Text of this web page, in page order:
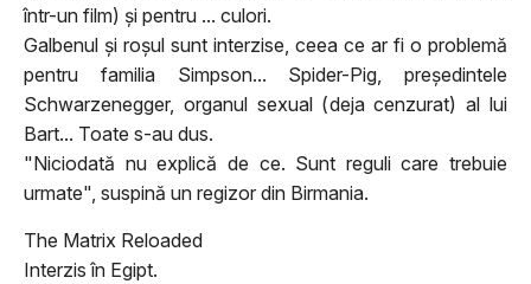
într-un film) şi pentru ... culori.
Galbenul şi roşul sunt interzise, ceea ce ar fi o problemă
pentru familia Simpson... Spider-Pig, preşedintele
Schwarzenegger, organul sexual (deja cenzurat) al lui
Bart... Toate s-au dus.
"Niciodată nu explică de ce. Sunt reguli care trebuie
urmate", suspină un regizor din Birmania.
The Matrix Reloaded
Interzis în Egipt.